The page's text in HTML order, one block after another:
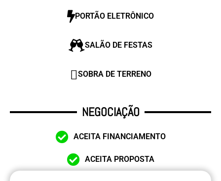
PORTÃO ELETRÔNICO
SALÃO DE FESTAS
SOBRA DE TERRENO
NEGOCIAÇÃO
ACEITA FINANCIAMENTO
ACEITA PROPOSTA